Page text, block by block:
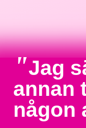
"Jag
annan
någon